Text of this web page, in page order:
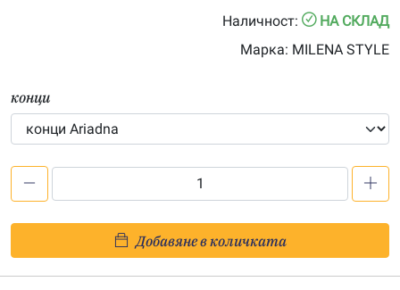
Наличност:
НА СКЛАД
Марка: MILENA STYLE
конци
гобленарка
1:1-
Добавяне в количката